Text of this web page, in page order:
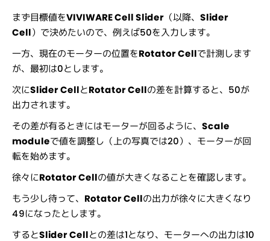
まず目標値をVIVIWARE Cell Slider （以降、Slider
Cell）で決めたいので、例えば50を入力します。
一方、現在のモーターの位置をRotator Cellで計測します
が、最初は0とします。
次にSlider CellとRotator Cellの差を計算すると、50が
出力されます。
その差が有るときにはモーターが回るように、Scale
moduleで値を調整し（上の写真では20）、モーターが回
転を始めます。
徐々にRotator Cellの値が大きくなることを確認します。
もう少し待って、 Rotator Cellの出力が徐々に大きくなり
49になったとします。
するとSlider Cellとの差は1となり、モーターへの出力は10